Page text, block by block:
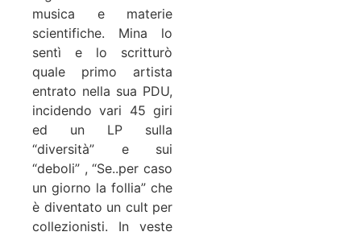
musica e materie
scientifiche. Mina lo
sentì e lo scritturò
quale primo artista
entrato nella sua PDU,
incidendo vari 45 giri
ed un LP sulla
“diversità” e sui
“deboli” , “Se..per caso
un giorno la follia” che
è diventato un cult per
collezionisti. In veste